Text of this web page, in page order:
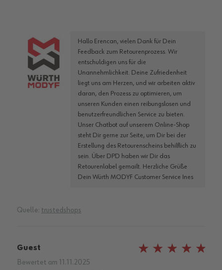
Hallo Erencan, vielen Dank für Dein
Feedback zum Retourenprozess. Wir
entschuldigen uns für die
Unannehmlichkeit. Deine Zufriedenheit
liegt uns am Herzen, und wir arbeiten aktiv
daran, den Prozess zu optimieren, um
unseren Kunden einen reibungslosen und
benutzerfreundlichen Service zu bieten.
Unser Chatbot auf unserem Online-Shop
steht Dir gerne zur Seite, um Dir bei der
Erstellung des Retourenscheins behilflich zu
sein. Über DPD haben wir Dir das
Retourenlabel gemailt. Herzliche Grüße
Dein Würth MODYF Customer Service Ines
Quelle: trustedshops
Guest
Bewertet am 11.11.2025